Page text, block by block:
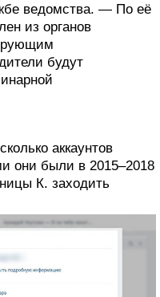
ведомства. — По её
из органов
будут
аккаунтов
они были в 2015–2018
К. заходить